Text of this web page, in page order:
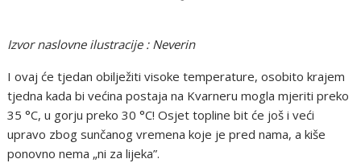
Izvor naslovne ilustracije : Neverin
I ovaj će tjedan obilježiti visoke temperature, osobito krajem
tjedna kada bi većina postaja na Kvarneru mogla mjeriti preko
35 °C, u gorju preko 30 °C! Osjet topline bit će još i veći
upravo zbog sunčanog vremena koje je pred nama, a kiše
ponovno nema „ni za lijeka”.